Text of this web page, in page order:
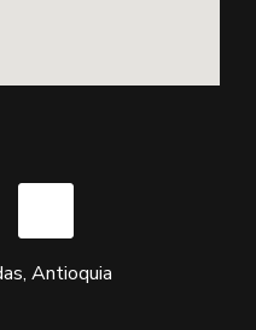
Antioquia